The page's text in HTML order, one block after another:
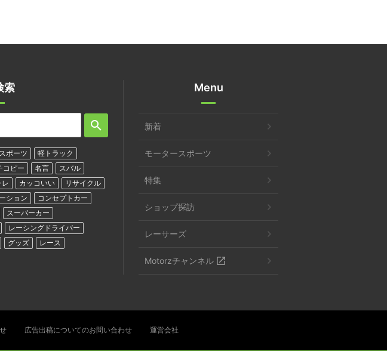
索
ポーツ
軽トラック
コピー 名言
スバル
レ カッコいい
リサイクル
ション
コンセプトカー
スーパーカー
レーシングドライバー
グッズ レース
Menu
新着
モータースポーツ
特集
ショップ探訪
レーサーズ
Motorzチャンネル
広告出稿についてのお問い合わせ 運営会社